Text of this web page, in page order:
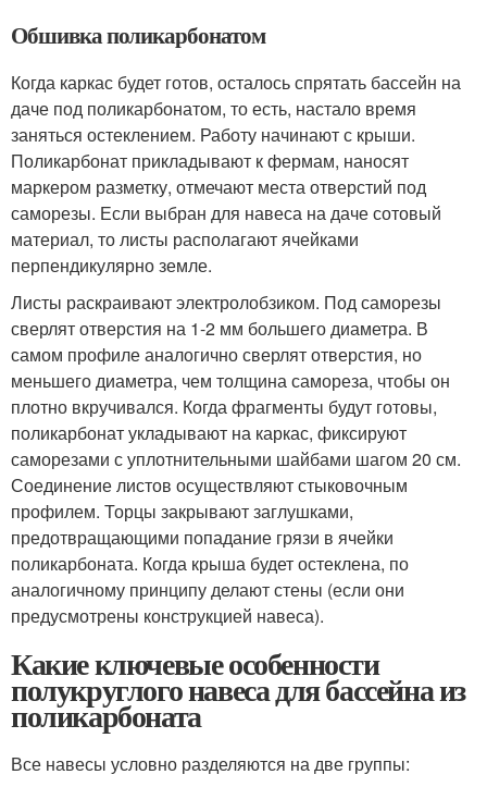
Обшивка поликарбонатом
Когда каркас будет готов, осталось спрятать бассейн на
даче под поликарбонатом, то есть, настало время
заняться остеклением. Работу начинают с крыши.
Поликарбонат прикладывают к фермам, наносят
маркером разметку, отмечают места отверстий под
саморезы. Если выбран для навеса на даче сотовый
материал, то листы располагают ячейками
перпендикулярно земле.
Листы раскраивают электролобзиком. Под саморезы
сверлят отверстия на 1-2 мм большего диаметра. В
самом профиле аналогично сверлят отверстия, но
меньшего диаметра, чем толщина самореза, чтобы он
плотно вкручивался. Когда фрагменты будут готовы,
поликарбонат укладывают на каркас, фиксируют
саморезами с уплотнительными шайбами шагом 20 см.
Соединение листов осуществляют стыковочным
профилем. Торцы закрывают заглушками,
предотвращающими попадание грязи в ячейки
поликарбоната. Когда крыша будет остеклена, по
аналогичному принципу делают стены (если они
предусмотрены конструкцией навеса).
Какие ключевые особенности
полукруглого навеса для бассейна из
поликарбоната
Все навесы условно разделяются на две группы: